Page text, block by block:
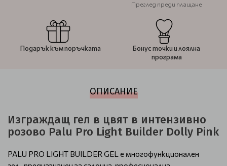
Преглед преди плащане
Подарък към поръчката
Бонус точки и лоялна
програма
ОПИСАНИЕ
Изграждащ гел в цвят в интензивно
розово Palu Pro Light Builder Dolly Pink
PALU PRO LIGHT BUILDER GEL е многофункционален